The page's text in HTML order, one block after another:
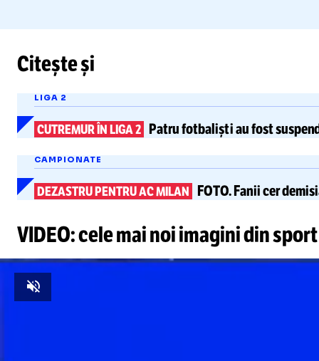
Citește și
LIGA 2
CUTREMUR ÎN LIGA 2 Patru fotbaliști au fost
CAMPIONATE
DEZASTRU PENTRU AC MILAN FOTO.Fanii cer
VIDEO: cele mai noi imagini din sport
Unmute